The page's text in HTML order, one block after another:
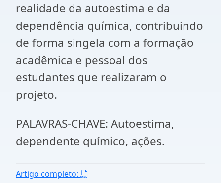
realidade da autoestima e da
dependência química, contribuindo
de forma singela com a formação
acadêmica e pessoal dos
estudantes que realizaram o
projeto.
PALAVRAS-CHAVE: Autoestima,
dependente químico, ações.
Artigo completo: